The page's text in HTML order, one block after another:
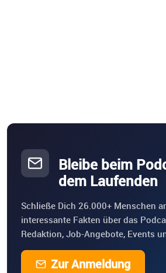
Bleibe beim
dem Laufenden
Schließe Dich 26.000+ Menschen
interessante Fakten über das
Redaktion, Job-Angebote, Events
Zur Anmeldung